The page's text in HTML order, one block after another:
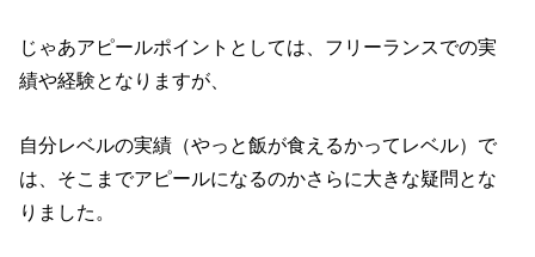
じゃあアピールポイントとしては、フリーランスでの実
績や経験となりますが、
自分レベルの実績（やっと飯が食えるかってレベル）で
は、そこまでアピールになるのかさらに大きな疑問とな
りました。